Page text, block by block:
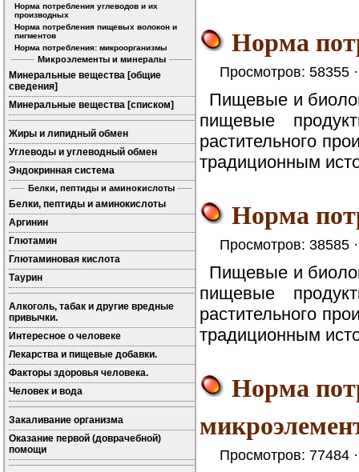
Норма потребления углеводов и их
производных
Норма потребления пищевых волокон и
пигментов
Норма потребления: микроорганизмы
Микроэлементы и минералы
Минеральные вещества [общие
сведения]
Минеральные вещества [списком]
Жиры и липидный обмен
Углеводы и углеводный обмен
Эндокринная система
Белки, пептиды и аминокислоты
Белки, пептиды и аминокислоты
Аргинин
Глютамин
Глютаминовая кислота
Таурин
Алкоголь, табак и другие вредные
привычки.
Интересное о человеке
Лекарства и пищевые добавки.
Факторы здоровья человека.
Человек и вода
Закаливание организма
Оказание первой (доврачебной)
помощи
Норма
Просмотров: 58355
Пищевые и
пищевые
растительного
традиционным
Норма
Просмотров: 38585
Пищевые и
пищевые
растительного
традиционным
Норма
Просмотров: 77484